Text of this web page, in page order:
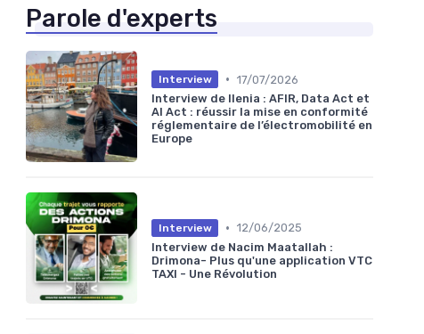
Parole d'experts
Interview • 17/07/2026
Interview de Ilenia : AFIR, Data Act et
AI Act : réussir la mise en conformité
réglementaire de l’électromobilité en
Europe
Interview • 12/06/2025
Interview de Nacim Maatallah :
Drimona- Plus qu'une application VTC
TAXI - Une Révolution